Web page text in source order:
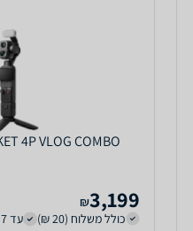
4P VLOG COMBO
3,199
₪
כולל משלוח (20 ₪)
עד 7 ימי עסקים